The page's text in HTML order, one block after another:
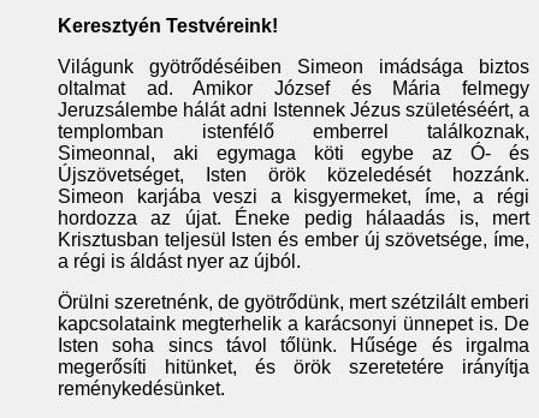
Keresztyén Testvéreink!
Világunk gyötrődéséiben Simeon imádsága biztos
oltalmat ad. Amikor József és Mária felmegy
Jeruzsálembe hálát adni Istennek Jézus születéséért, a
templomban istenfélő emberrel találkoznak,
Simeonnal, aki egymaga köti egybe az Ó- és
Újszövetséget, Isten örök közeledését hozzánk.
Simeon karjába veszi a kisgyermeket, íme, a régi
hordozza az újat. Éneke pedig hálaadás is, mert
Krisztusban teljesül Isten és ember új szövetsége, íme,
a régi is áldást nyer az újból.
Örülni szeretnénk, de gyötrődünk, mert szétzilált emberi
kapcsolataink megterhelik a karácsonyi ünnepet is. De
Isten soha sincs távol tőlünk. Hűsége és irgalma
megerősíti hitünket, és örök szeretetére irányítja
reménykedésünket.